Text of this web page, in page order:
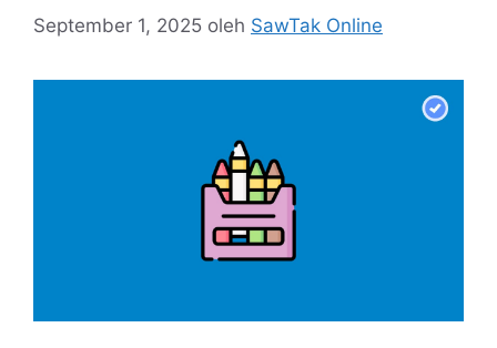
September 1, 2025 oleh SawTak Online